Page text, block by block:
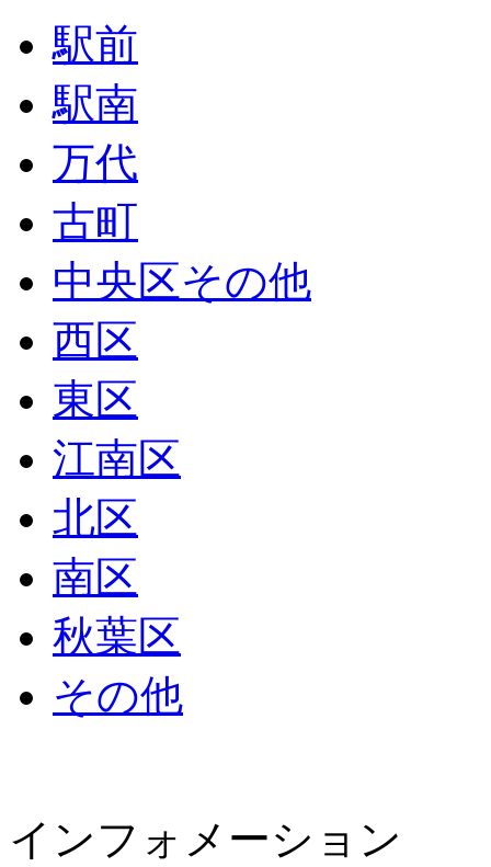
駅前
駅南
万代
古町
中央区その他
西区
東区
江南区
北区
南区
秋葉区
その他
インフォメーション